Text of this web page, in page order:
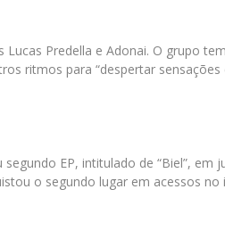
Lucas Predella e Adonai. O grupo
ritmos para “despertar
EP, intitulado de “Biel”, em
o segundo lugar em acessos